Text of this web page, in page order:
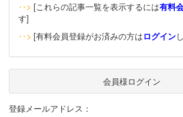
‥> [これらの記事一覧を表示するには有料
す]
‥> [有料会員登録がお済みの方はログイン
会員様ログイン
登録メールアドレス：